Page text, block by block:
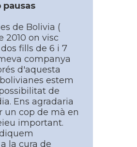
de Bolivia (
2010 on visc
fills de 6 i 7
companya
d'aquesta
estem
de
Ens agradaria
un cop de mà en
important.
la cura de